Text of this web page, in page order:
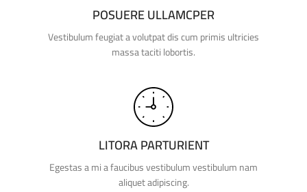
POSUERE ULLAMCPER
Vestibulum feugiat a volutpat dis cum primis ultricies
massa taciti lobortis.
LITORA PARTURIENT
Egestas a mi a faucibus vestibulum vestibulum nam
aliquet adipiscing.